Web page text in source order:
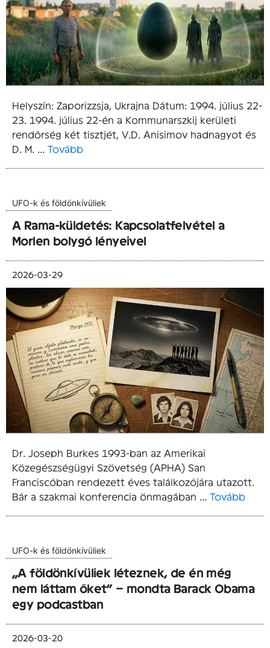
Helyszín: Zaporizzsja, Ukrajna Dátum: 1994. július 22-
23. 1994. július 22-én a Kommunarszkij kerületi
rendőrség két tisztjét, V.D. Anisimov hadnagyot és
D. M. ... Tovább
UFO-k és földönkívüliek
A Rama-küldetés: Kapcsolatfelvétel a
Morlen bolygó lényeivel
2026-03-29
Dr. Joseph Burkes 1993-ban az Amerikai
Közegészségügyi Szövetség (APHA) San
Franciscóban rendezett éves találkozójára utazott.
Bár a szakmai konferencia önmagában ... Tovább
UFO-k és földönkívüliek
„A földönkívüliek léteznek, de én még
nem láttam őket” – mondta Barack Obama
egy podcastban
2026-03-20